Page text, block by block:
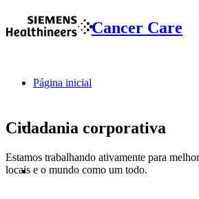
Cancer Care
Página inicial
Cidadania corporativa
Estamos trabalhando ativamente para
locais e o mundo como um todo.